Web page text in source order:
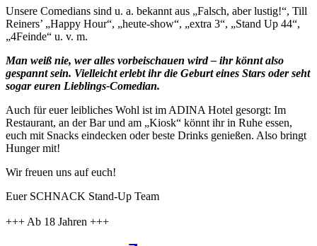
Unsere Comedians sind u. a. bekannt aus „Falsch, aber lustig!“, Till
Reiners’ „Happy Hour“, „heute-show“, „extra 3“, „Stand Up 44“,
„4Feinde“ u. v. m.
Man weiß nie, wer alles vorbeischauen wird – ihr könnt also
gespannt sein. Vielleicht erlebt ihr die Geburt eines Stars oder seht
sogar euren Lieblings-Comedian.
Auch für euer leibliches Wohl ist im ADINA Hotel gesorgt: Im
Restaurant, an der Bar und am „Kiosk“ könnt ihr in Ruhe essen,
euch mit Snacks eindecken oder beste Drinks genießen. Also bringt
Hunger mit!
Wir freuen uns auf euch!
Euer SCHNACK Stand-Up Team
+++ Ab 18 Jahren +++